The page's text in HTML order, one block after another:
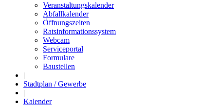
Veranstaltungskalender
Abfallkalender
Öffnungszeiten
Ratsinformationssystem
Webcam
Serviceportal
Formulare
Baustellen
|
Stadtplan / Gewerbe
|
Kalender